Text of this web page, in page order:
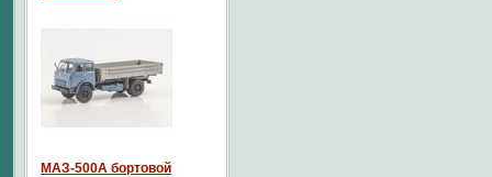
МАЗ-500А бортовой